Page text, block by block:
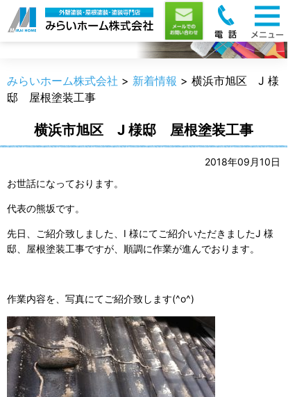
新着情報
みらいホーム株式会社 > 新着情報 > 横浜市旭区 J 様
邸 屋根塗装工事
横浜市旭区 J 様邸 屋根塗装工事
2018年09月10日
お世話になっております。
代表の熊坂です。
先日、ご紹介致しました、I 様にてご紹介いただきましたJ 様
邸、屋根塗装工事ですが、順調に作業が進んでおります。
作業内容を、写真にてご紹介致します(^o^)